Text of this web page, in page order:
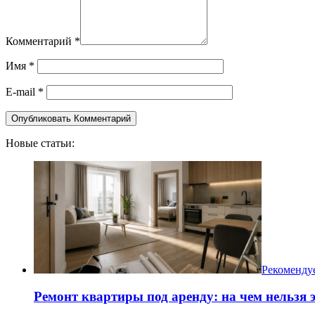
Комментарий *
Имя *
E-mail *
Новые статьи:
Ремонт квартиры под аренду: на чем нельзя